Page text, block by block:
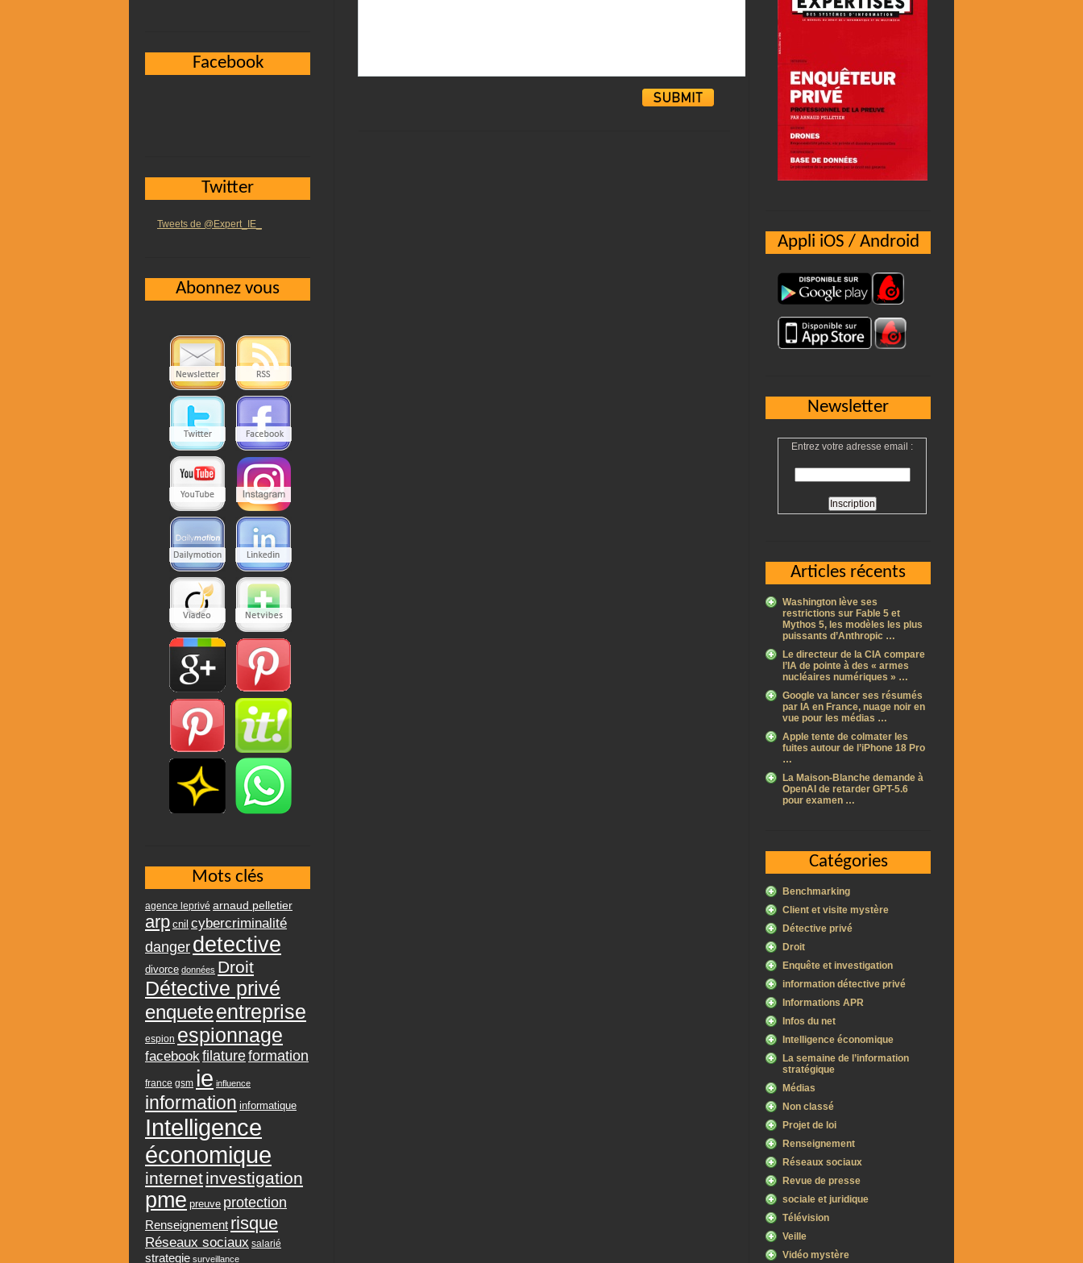
Appli iOS / Android
Newsletter
Entrez votre adresse email :
Articles récents
Washington lève ses
restrictions sur Fable 5 et
Mythos 5, les modèles les plus
puissants d’Anthropic …
Le directeur de la CIA compare
l’IA de pointe à des « armes
nucléaires numériques » …
Google va lancer ses résumés
par IA en France, nuage noir en
vue pour les médias …
Apple tente de colmater les
fuites autour de l’iPhone 18 Pro
…
La Maison-Blanche demande à
OpenAI de retarder GPT-5.6
pour examen …
Catégories
Benchmarking
Client et visite mystère
Détective privé
Droit
Enquête et investigation
information détective privé
Informations APR
Infos du net
Intelligence économique
La semaine de l’information
stratégique
Médias
Non classé
Projet de loi
Renseignement
Réseaux sociaux
Revue de presse
sociale et juridique
Télévision
Veille
Vidéo mystère
Facebook
Twitter
Tweets de @Expert_IE_
Abonnez vous
Mots clés
agence leprivé arnaud pelletier
arp cnil cybercriminalité
danger detective
divorce données Droit
Détective privé
enqueteentreprise
espion espionnage
facebookfilatureformation
france gsm ie influence
information informatique
Intelligence
économique
internetinvestigation
pme preuve protection
Renseignement risque
Réseaux sociaux salarié
strategie surveillance